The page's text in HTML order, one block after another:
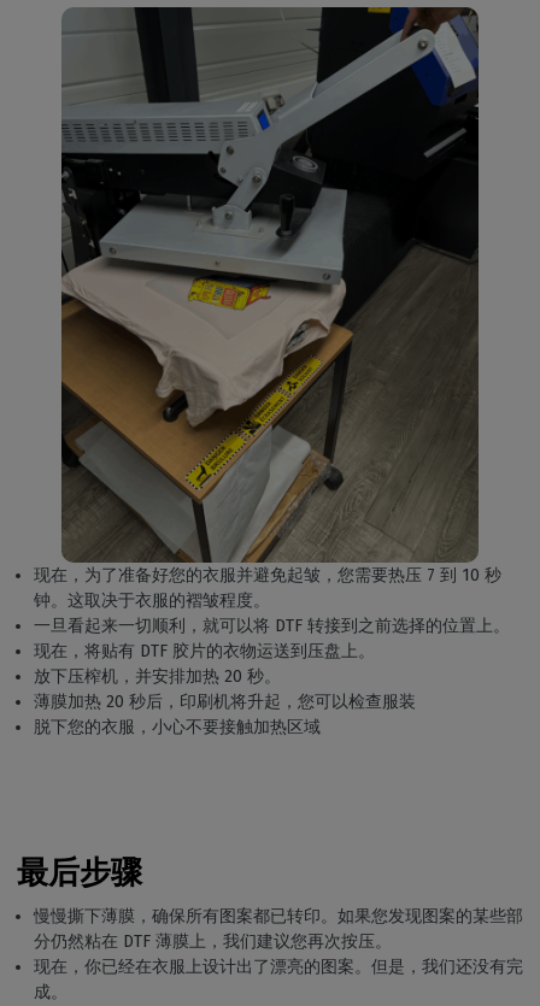
现在，为了准备好您的衣服并避免起皱，您需要热压 7 到 10 秒
钟。这取决于衣服的褶皱程度。
一旦看起来一切顺利，就可以将 DTF 转接到之前选择的位置上。
现在，将贴有 DTF 胶片的衣物运送到压盘上。
放下压榨机，并安排加热 20 秒。
薄膜加热 20 秒后，印刷机将升起，您可以检查服装
脱下您的衣服，小心不要接触加热区域
最后步骤
慢慢撕下薄膜，确保所有图案都已转印。如果您发现图案的某些部
分仍然粘在 DTF 薄膜上，我们建议您再次按压。
现在，你已经在衣服上设计出了漂亮的图案。但是，我们还没有完
成。